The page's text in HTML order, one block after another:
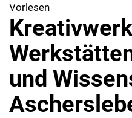
Vorlesen
und